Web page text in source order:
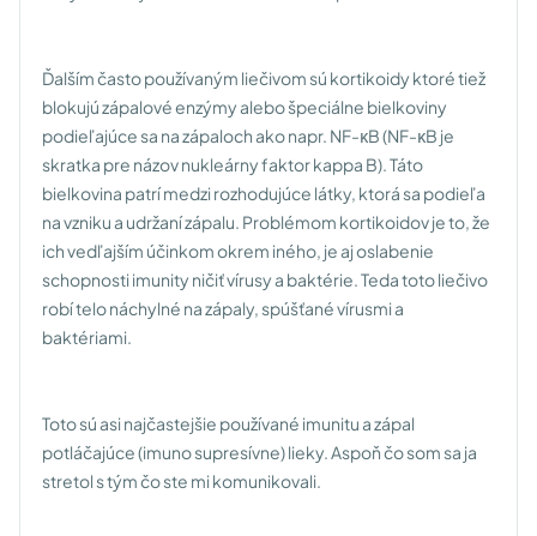
Ďalším často používaným liečivom sú kortikoidy ktoré tiež
blokujú zápalové enzýmy alebo špeciálne bielkoviny
podieľajúce sa na zápaloch ako napr. NF-κB (NF-κB je
skratka pre názov nukleárny faktor kappa B). Táto
bielkovina patrí medzi rozhodujúce látky, ktorá sa podieľa
na vzniku a udržaní zápalu. Problémom kortikoidov je to, že
ich vedľajším účinkom okrem iného, je aj oslabenie
schopnosti imunity ničiť vírusy a baktérie. Teda toto liečivo
robí telo náchylné na zápaly, spúšťané vírusmi a
baktériami.
Toto sú asi najčastejšie používané imunitu a zápal
potláčajúce (imuno supresívne) lieky. Aspoň čo som sa ja
stretol s tým čo ste mi komunikovali.